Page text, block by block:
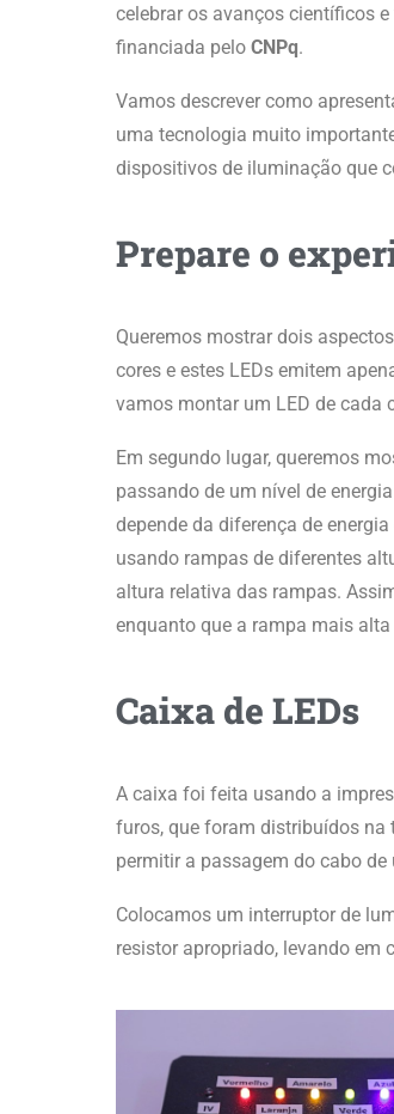
celebrar os avanços científicos
financiada pelo CNPq.
Vamos descrever como
uma tecnologia muito
dispositivos de iluminação que
Prepare o
Queremos mostrar dois
cores e estes LEDs emitem
vamos montar um LED de cada
Em segundo lugar, queremos
passando de um nível de
depende da diferença de
usando rampas de diferentes
altura relativa das rampas.
enquanto que a rampa mais
Caixa de LEDs
A caixa foi feita usando a
furos, que foram distribuídos
permitir a passagem do cabo de
Colocamos um interruptor de
resistor apropriado, levando em